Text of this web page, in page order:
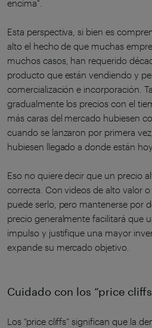
encima".
Esta perspectiva, si bien es
alto el hecho de que muchas
muchos casos, han requerido
producto que están vendiendo y
comercialización e incorporación.
gradualmente los precios con el
más caras del mercado hubiesen
cuando se lanzaron por primera
hubiesen llegado a donde están hoy.
Eso no quiere decir que un precio
correcta. Con videos de alto valor
puede serlo, pero mantenerse por
precio generalmente facilitará que
impulso y justifique una mayor
expande su mercado objetivo.
Cuidado con los “price
Los “price cliffs” significan que la